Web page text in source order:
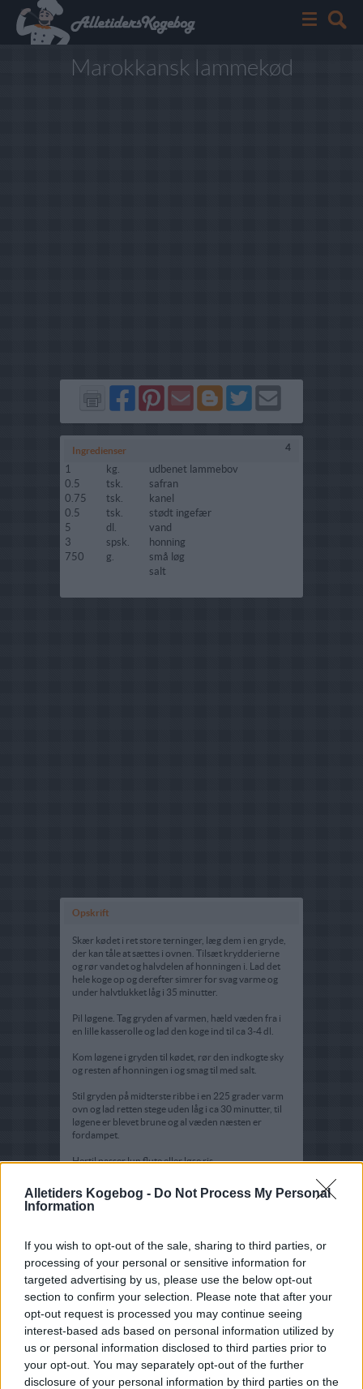
Alletiders Kogebog - Do Not Process My Personal
Information
If you wish to opt-out of the sale, sharing to third parties, or
processing of your personal or sensitive information for
targeted advertising by us, please use the below opt-out
section to confirm your selection. Please note that after your
opt-out request is processed you may continue seeing
interest-based ads based on personal information utilized by
us or personal information disclosed to third parties prior to
your opt-out. You may separately opt-out of the further
disclosure of your personal information by third parties on the
Marokkansk lammekød
Del
på
Facebook
Del
på
Pinterest
Send
via
GMail
Del
på
Blogger
Del
på
Twitter
Send
Ingredienser 4
1 kg.
udbenet lammebov
0.5
tsk.
safran
0.75
tsk.
kanel
0.5
tsk.
stødt ingefær
5
dl.
vand
3
spsk.
honning
750
g.
små løg
salt
Opskrift
Skær kødet i ret store terninger, læg dem i en gryde,
der kan tåle at sættes i ovnen. Tilsæt krydderierne
og rør vandet og halvdelen af honningen i. Lad det
hele koge op og derefter simrer for svag varme og
under halvtlukket låg i 35 minutter.
Pil løgene. Tag gryden af varmen, hæld væden fra i
en lille kasserolle og lad den koge ind til ca 3-4 dl.
Kom løgene i gryden til kødet, rør den indkogte sky
og resten af honningen i og smag til med salt.
Stil gryden på midterste ribbe i en 225 grader varm
ovn og lad retten stege uden låg i ca 30 minutter, til
løgene er blevet brune og al væden næsten er
fordampet.
Hertil passer lun flute eller løse ris.